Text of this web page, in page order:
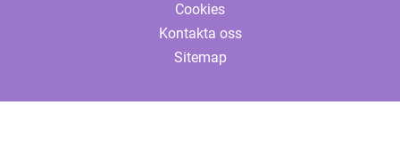
Cookies
Kontakta oss
Sitemap